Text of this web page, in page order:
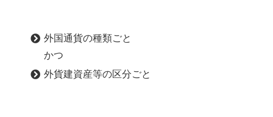
外国通貨の種類ごと
かつ
外貨建資産等の区分ごと